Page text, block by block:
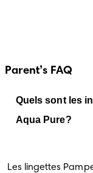
Parent’s FAQ
Quels sont les
Aqua Pure?
Les lingettes